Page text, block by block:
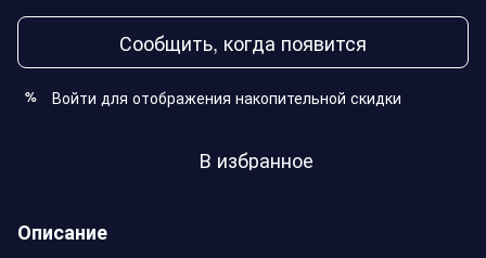
Сообщить, когда появится
% Войти для отображения накопительной скидки
В избранное
Описание